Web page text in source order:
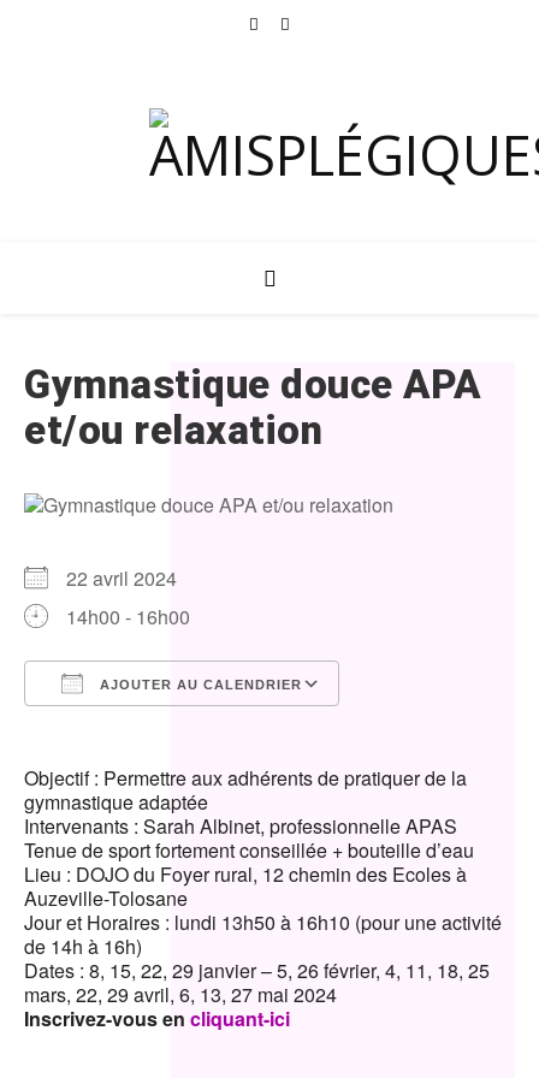
Gymnastique douce APA
et/ou relaxation
22 avril 2024
14h00 - 16h00
AJOUTER AU CALENDRIER
Objectif : Permettre aux adhérents de pratiquer de la
gymnastique adaptée
Intervenants : Sarah Albinet, professionnelle APAS
Tenue de sport fortement conseillée + bouteille d’eau
Lieu : DOJO du Foyer rural, 12 chemin des Ecoles à
Auzeville-Tolosane
Jour et Horaires : lundi 13h50 à 16h10 (pour une activité
de 14h à 16h)
Dates : 8, 15, 22, 29 janvier – 5, 26 février, 4, 11, 18, 25
mars, 22, 29 avril, 6, 13, 27 mai 2024
Inscrivez-vous en cliquant-ici